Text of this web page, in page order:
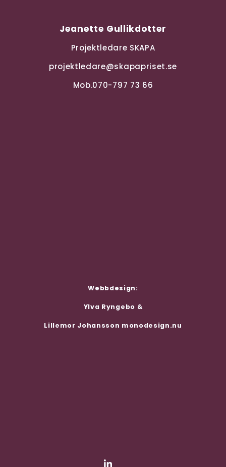
Jeanette Gullikdotter
Projektledare SKAPA
projektledare@skapapriset.se
Mob.070-797 73 66
Webbdesign:
Ylva Ryngebo &
Lillemor Johansson monodesign.nu